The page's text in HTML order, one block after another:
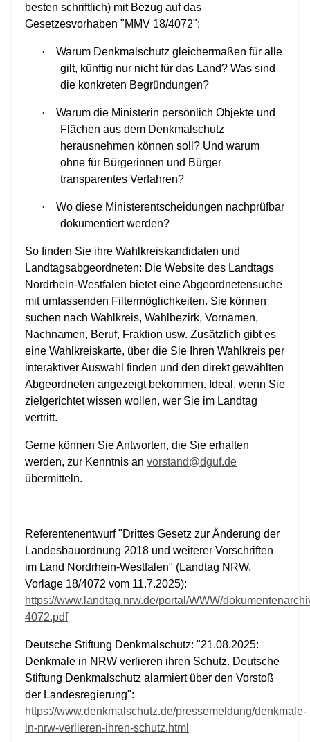
besten schriftlich) mit Bezug auf das
Gesetzesvorhaben "MMV 18/4072":
·
Warum Denkmalschutz gleichermaßen für alle
gilt, künftig nur nicht für das Land? Was sind
die konkreten Begründungen?
·
Warum die Ministerin persönlich Objekte und
Flächen aus dem Denkmalschutz
herausnehmen können soll? Und warum
ohne für Bürgerinnen und Bürger
transparentes Verfahren?
·
Wo diese Ministerentscheidungen nachprüfbar
dokumentiert werden?
So finden Sie ihre Wahlkreiskandidaten und
Landtagsabgeordneten: Die Website des Landtags
Nordrhein-Westfalen bietet eine Abgeordnetensuche
mit umfassenden Filtermöglichkeiten. Sie können
suchen nach Wahlkreis, Wahlbezirk, Vornamen,
Nachnamen, Beruf, Fraktion usw. Zusätzlich gibt es
eine Wahlkreiskarte, über die Sie Ihren Wahlkreis per
interaktiver Auswahl finden und den direkt gewählten
Abgeordneten angezeigt bekommen. Ideal, wenn Sie
zielgerichtet wissen wollen, wer Sie im Landtag
vertritt.
Gerne können Sie Antworten, die Sie erhalten
werden, zur Kenntnis an vorstand@dguf.de
übermitteln.
Referentenentwurf "Drittes Gesetz zur Änderung der
Landesbauordnung 2018 und weiterer Vorschriften
im Land Nordrhein-Westfalen" (Landtag NRW,
Vorlage 18/4072 vom 11.7.2025):
https://www.landtag.nrw.de/portal/WWW/
4072.pdf
Deutsche Stiftung Denkmalschutz: "21.08.2025:
Denkmale in NRW verlieren ihren Schutz. Deutsche
Stiftung Denkmalschutz alarmiert über den Vorstoß
der Landesregierung":
https://www.denkmalschutz.de/pressemeldung/denkmale-
in-nrw-verlieren-ihren-schutz.html